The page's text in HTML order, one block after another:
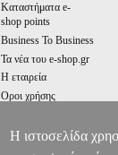
Καταστήματα e-
shop points
Business To Business
Τα νέα του e-shop.gr
Η εταιρεία
Οροι χρήσης
Η ιστοσελίδα